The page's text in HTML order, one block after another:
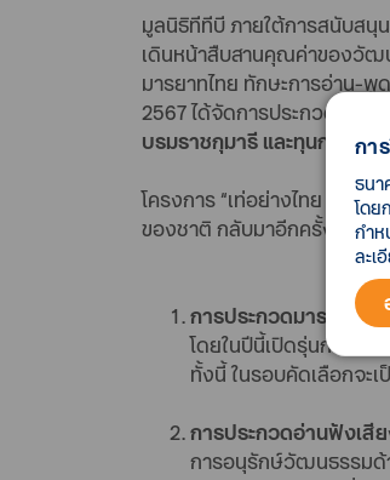
มูลนิธิทีทีบี ภายใต้การสนับสนุ
เดินหน้าสืบสานคุณค่าของวัฒ
มารยาทไทย ทักษะการอ่าน-พู
2567 ได้จัดการประกวดภายใต้
บรมราชกุมารี และทุนการศึก
โครงการ “เท่อย่างไทย โดย
ของชาติ กลับมาอีกครั้งในปี
การประกวดมารยาทไ
โดยในปีนี้เปิดรุ่นการปร
ทั้งนี้ ในรอบคัดเลือกจะ
การประกวดอ่านฟังเสี
การอนุรักษ์วัฒนธรรมด้
กา
ธนา
โดย
กำห
ละเ